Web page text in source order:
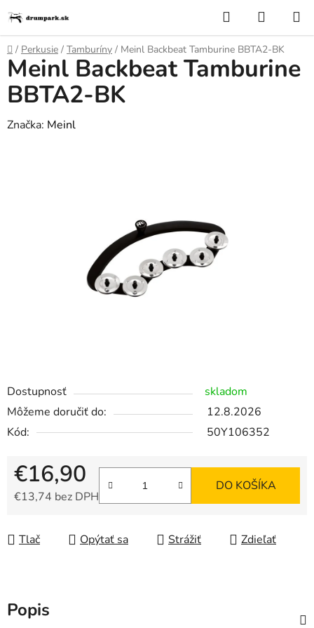
na
obsah
Hľadať
KOŠÍK
Domov
/ Perkusie / Tamburíny / Meinl Backbeat Tamburine BBTA2-BK
Dostupnosť
skladom
Môžeme doručiť do:
12.8.2026
Kód:
50Y106352
€16,90
€13,74 bez DPH
DO KOŠÍKA
Tlač Opýtať sa Strážiť Zdieľať
Meinl Backbeat Tamburine
BBTA2-BK
Značka: Meinl
Popis